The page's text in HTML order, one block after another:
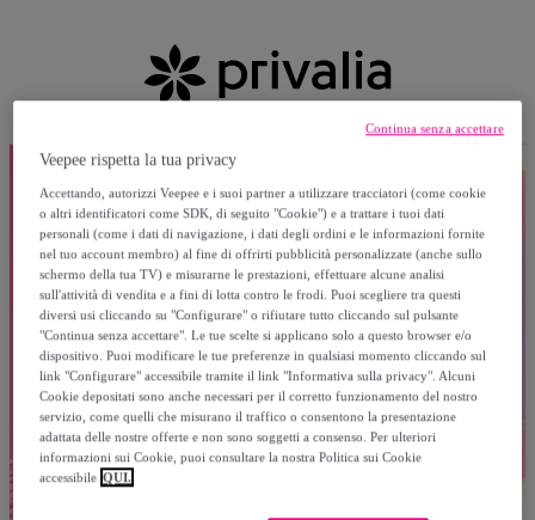
Veepee rispetta la tua privacy
Accettando, autorizzi Veepee e i suoi partner a utilizzare tracciatori (come cookie
o altri identificatori come SDK, di seguito "Cookie") e a trattare i tuoi dati
personali (come i dati di navigazione, i dati degli ordini e le informazioni fornite
nel tuo account membro) al fine di offrirti pubblicità personalizzate (anche sullo
schermo della tua TV) e misurarne le prestazioni, effettuare alcune analisi
sull'attività di vendita e a fini di lotta contro le frodi. Puoi scegliere tra questi
diversi usi cliccando su "Configurare" o rifiutare tutto cliccando sul pulsante
"Continua senza accettare". Le tue scelte si applicano solo a questo browser e/o
dispositivo. Puoi modificare le tue preferenze in qualsiasi momento cliccando sul
link "Configurare" accessibile tramite il link "Informativa sulla privacy". Alcuni
Cookie depositati sono anche necessari per il corretto funzionamento del nostro
servizio, come quelli che misurano il traffico o consentono la presentazione
adattata delle nostre offerte e non sono soggetti a consenso. Per ulteriori
informazioni sui Cookie, puoi consultare la nostra Politica sui Cookie
accessibile QUI.
Continua senza accettare